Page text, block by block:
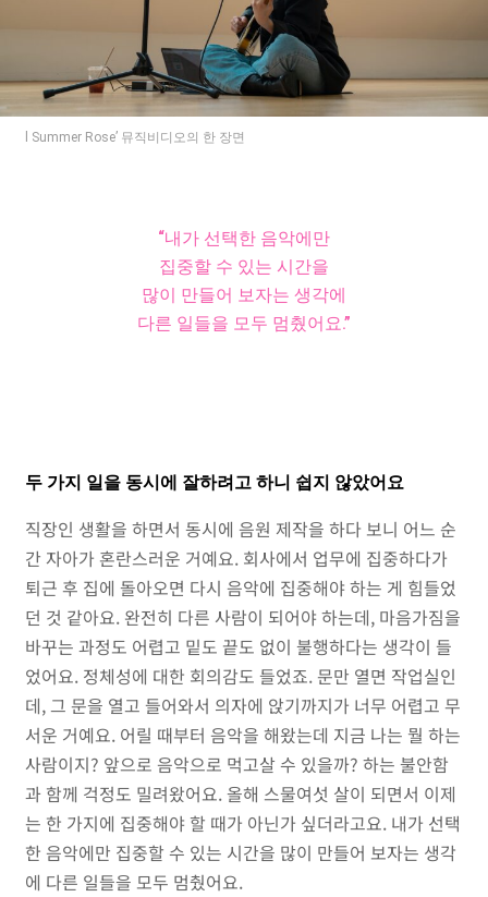
l Summer Rose’ 뮤직비디오의 한 장면
“내가 선택한 음악에만
집중할 수 있는 시간을
많이 만들어 보자는 생각에
다른 일들을 모두 멈췄어요.”
두 가지 일을 동시에 잘하려고 하니 쉽지 않았어요
직장인 생활을 하면서 동시에 음원 제작을 하다 보니 어느 순
간 자아가 혼란스러운 거예요. 회사에서 업무에 집중하다가
퇴근 후 집에 돌아오면 다시 음악에 집중해야 하는 게 힘들었
던 것 같아요. 완전히 다른 사람이 되어야 하는데, 마음가짐을
바꾸는 과정도 어렵고 밑도 끝도 없이 불행하다는 생각이 들
었어요. 정체성에 대한 회의감도 들었죠. 문만 열면 작업실인
데, 그 문을 열고 들어와서 의자에 앉기까지가 너무 어렵고 무
서운 거예요. 어릴 때부터 음악을 해왔는데 지금 나는 뭘 하는
사람이지? 앞으로 음악으로 먹고살 수 있을까? 하는 불안함
과 함께 걱정도 밀려왔어요. 올해 스물여섯 살이 되면서 이제
는 한 가지에 집중해야 할 때가 아닌가 싶더라고요. 내가 선택
한 음악에만 집중할 수 있는 시간을 많이 만들어 보자는 생각
에 다른 일들을 모두 멈췄어요.